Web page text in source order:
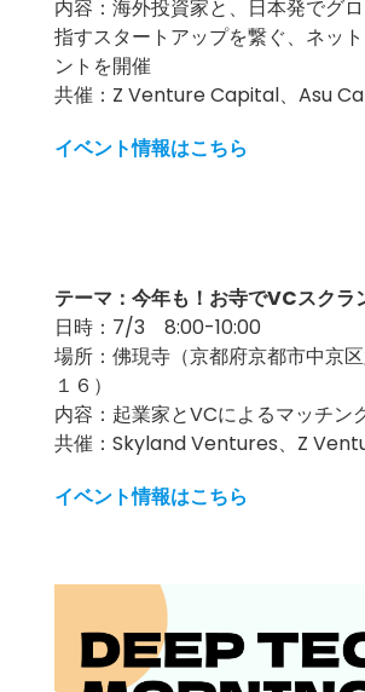
内容：海外投資家と、日本発でグ
指すスタートアップを繋ぐ、ネッ
ントを開催
共催：Z Venture Capital、Asu
イベント情報はこちら
テーマ：今年も！お寺でVCスクラ
日時：7/3 8:00-10:00
場所：佛現寺（京都府京都市中京
１６）
内容：起業家とVCによるマッチン
共催：Skyland Ventures、Z
イベント情報はこちら